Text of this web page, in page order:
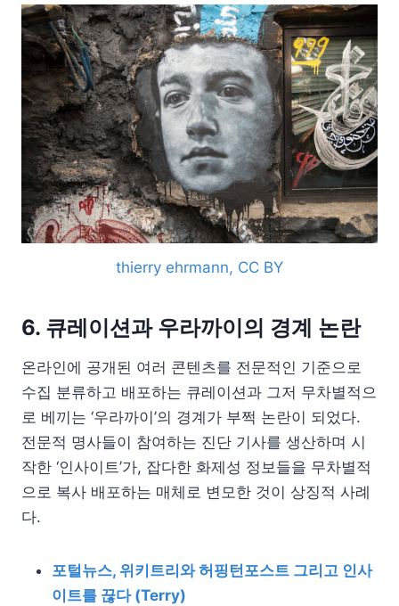
thierry ehrmann, CC BY
6. 큐레이션과 우라까이의 경계 논란
온라인에 공개된 여러 콘텐츠를 전문적인 기준으로
수집 분류하고 배포하는 큐레이션과 그저 무차별적으
로 베끼는 ‘우라까이’의 경계가 부쩍 논란이 되었다.
전문적 명사들이 참여하는 진단 기사를 생산하며 시
작한 ‘인사이트’가, 잡다한 화제성 정보들을 무차별적
으로 복사 배포하는 매체로 변모한 것이 상징적 사례
다.
포털뉴스, 위키트리와 허핑턴포스트 그리고 인사
이트를 끊다 (Terry)